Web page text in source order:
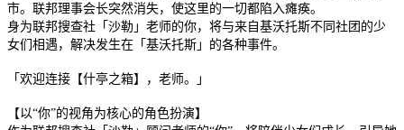
市。联邦理事会长突然消失，使这里的一切都陷入瘫痪。
身为联邦搜查社「沙勒」老师的你，将与来自基沃托斯不同社团的少
女们相遇，解决发生在「基沃托斯」的各种事件。
「欢迎连接【什亭之箱】，老师。」
【以“你”的视角为核心的角色扮演】